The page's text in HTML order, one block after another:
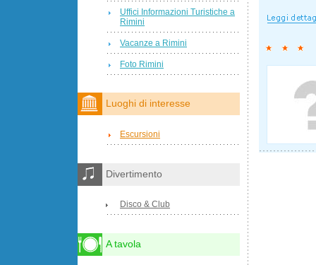
Uffici Informazioni Turistiche a
Rimini
Vacanze a Rimini
Foto Rimini
Luoghi di interesse
Escursioni
Divertimento
Disco & Club
A tavola